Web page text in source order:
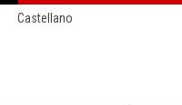
Castellano